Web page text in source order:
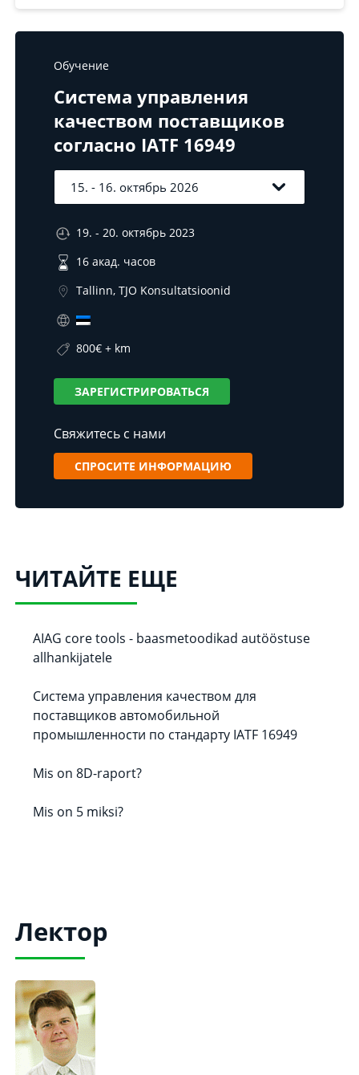
Обучение
Система управления
качеством поставщиков
согласно IATF 16949
19. - 20. октябрь 2023
16 акад. часов
Tallinn, TJO Konsultatsioonid
800€ + km
ЗАРЕГИСТРИРОВАТЬСЯ
Свяжитесь с нами
СПРОСИТЕ ИНФОРМАЦИЮ
ЧИТАЙТЕ ЕЩЕ
AIAG core tools - baasmetoodikad autööstuse
allhankijatele
Система управления качеством для
поставщиков автомобильной
промышленности по стандарту IATF 16949
Mis on 8D-raport?
Mis on 5 miksi?
Лектор